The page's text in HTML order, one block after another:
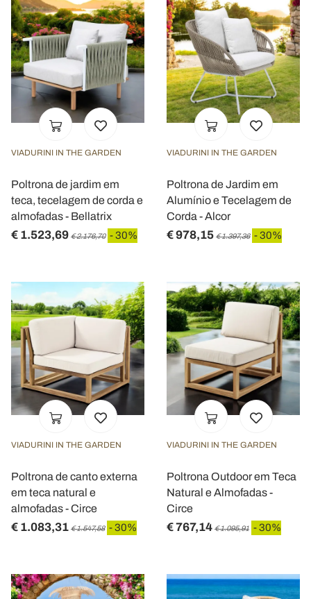
VIADURINI IN THE GARDEN
Poltrona de jardim em
teca, tecelagem de corda e
almofadas - Bellatrix
€ 1.523,69 € 2.176,70 - 30%
VIADURINI IN THE GARDEN
Poltrona de Jardim em
Alumínio e Tecelagem de
Corda - Alcor
€ 978,15 € 1.397,36 - 30%
VIADURINI IN THE GARDEN
Poltrona de canto externa
em teca natural e
almofadas - Circe
€ 1.083,31 € 1.547,58 - 30%
VIADURINI IN THE GARDEN
Poltrona Outdoor em Teca
Natural e Almofadas -
Circe
€ 767,14 € 1.095,91 - 30%